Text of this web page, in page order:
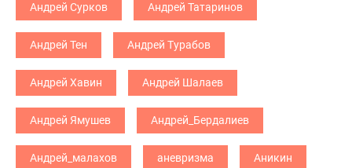
Андрей Сурков Андрей Татаринов
Андрей Тен Андрей Турабов
Андрей Хавин Андрей Шалаев
Андрей Ямушев Андрей_Бердалиев
Андрей_малахов аневризма Аникин